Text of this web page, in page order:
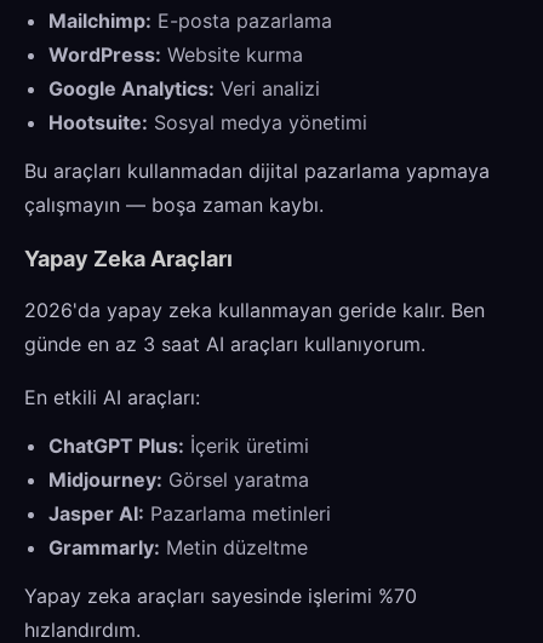
Mailchimp: E-posta pazarlama
WordPress: Website kurma
Google Analytics: Veri analizi
Hootsuite: Sosyal medya yönetimi
Bu araçları kullanmadan dijital pazarlama yapmaya
çalışmayın — boşa zaman kaybı.
Yapay Zeka Araçları
2026'da yapay zeka kullanmayan geride kalır. Ben
günde en az 3 saat AI araçları kullanıyorum.
En etkili AI araçları:
ChatGPT Plus: İçerik üretimi
Midjourney: Görsel yaratma
Jasper AI: Pazarlama metinleri
Grammarly: Metin düzeltme
Yapay zeka araçları sayesinde işlerimi %70
hızlandırdım.